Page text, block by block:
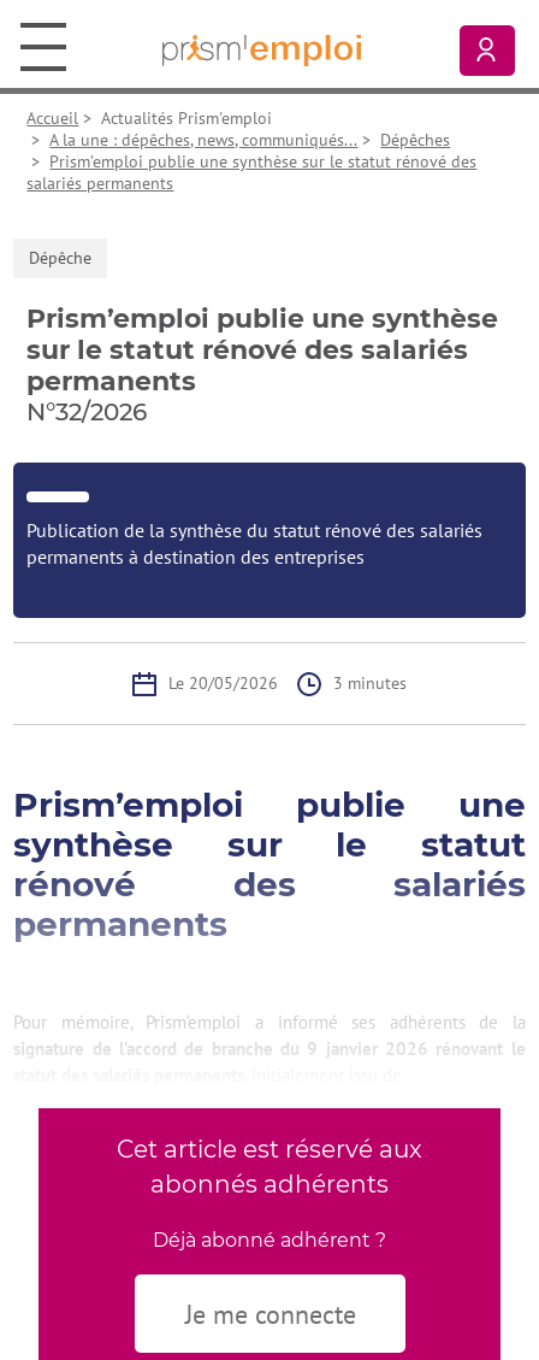
Prism’emploi, retour à l'accueil
Accueil >Actualités Prism'emploi
>A la une : dépêches, news, communiqués... > Dépêches
> Prism’emploi publie une synthèse sur le statut rénové des
salariés permanents
Dépêche
Prism’emploi publie une synthèse
sur le statut rénové des salariés
permanents
N°32/2026
Publication de la synthèse du statut rénové des salariés
permanents à destination des entreprises
Le 20/05/2026 3 minutes
Prism’emploi publie une
synthèse sur le statut
rénové des salariés
permanents
Pour mémoire, Prism’emploi a informé ses adhérents de la
signature de l’accord de branche du 9 janvier 2026 rénovant le
Cet article est réservé aux
abonnés adhérents
Déjà abonné adhérent ?
Je me connecte